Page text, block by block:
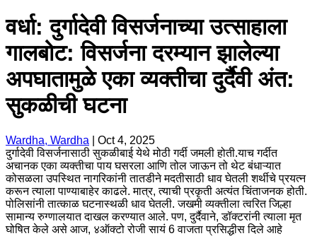
वर्धा: दुर्गादेवी विसर्जनाच्या उत्साहाला
गालबोट: विसर्जना दरम्यान झालेल्या
अपघातामुळे एका व्यक्तीचा दुर्दैवी अंत:
सुकळीची घटना
Wardha, Wardha
Oct 4, 2025
दुर्गादेवी विसर्जनासाठी सुकळीबाई येथे मोठी गर्दी जमली होती.याच गर्दीत
अचानक एका व्यक्तीचा पाय घसरला आणि तोल जाऊन तो थेट बंधाऱ्यात
कोसळला उपस्थित नागरिकांनी तातडीने मदतीसाठी धाव घेतली शर्थीचे प्रयत्न
करून त्याला पाण्याबाहेर काढले. मात्र, त्याची प्रकृती अत्यंत चिंताजनक होती.
पोलिसांनी तात्काळ घटनास्थळी धाव घेतली. जखमी व्यक्तीला त्वरित जिल्हा
सामान्य रुग्णालयात दाखल करण्यात आले. पण, दुर्दैवाने, डॉक्टरांनी त्याला मृत
घोषित केले असे आज, ४ऑक्टो रोजी सायं 6 वाजता प्रसिद्धीस दिले आहे